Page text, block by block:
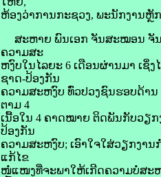
ຫ້ອງວ່າການກະຊວງ, ພະນັກງານຫຼັ
ສະຫາຍ ພົນເອກ ຈັນສະໝອນ ຈັນ
ຄວາມສະ
ຫງົບໃນໄລຍະ 6 ເດືອນຜ່ານມາ ເຊິ່
ຊາດ-ປ້ອງກັນ
ຄວາມສະຫງົບ ທົ່ວປວງຊົນຮອບດ້າ
ຕາມ 4
ເນື້ອໃນ 4 ຄາດໝາຍ ຕິດພັນກັບວຽ
ປ້ອງກັນ
ຄວາມສະຫງົບ; ເອົາໃຈໃສ່ວຽກງາ
ແກ້ໄຂ
ໜໍ່ແໜງທີ່ຈະພາໃຫ້ເກີດຄວາມບໍ່ສະ